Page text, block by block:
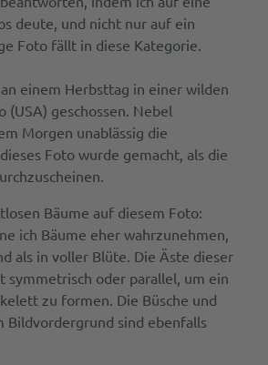
deute, und nicht nur auf ein
Foto fällt in diese Kategorie.
einem Herbsttag in einer wilden
(USA) geschossen. Nebel
Morgen unablässig die
Foto wurde gemacht, als die
Bäume auf diesem Foto:
ich Bäume eher wahrzunehmen,
als in voller Blüte. Die Äste dieser
symmetrisch oder parallel, um ein
zu formen. Die Büsche und
Bildvordergrund sind ebenfalls